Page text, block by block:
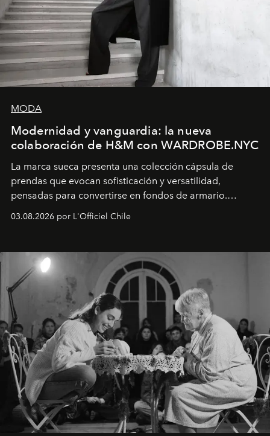
MODA
Modernidad y vanguardia: la nueva
colaboración de H&M con WARDROBE.NYC
La marca sueca presenta una colección cápsula de
prendas que evocan sofisticación y versatilidad,
pensadas para convertirse en fondos de armario.
03.08.2026 por L'Officiel Chile